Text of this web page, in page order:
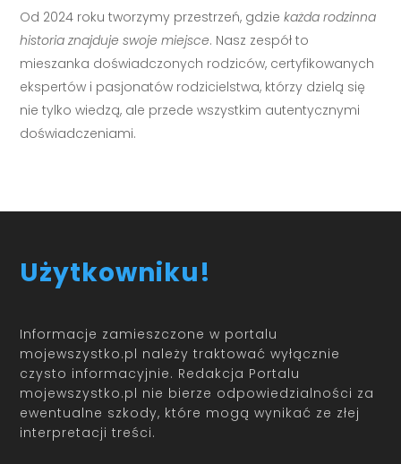
Od 2024 roku tworzymy przestrzeń, gdziekażda rodzinna
historia znajduje swoje miejsce. Nasz zespół to
mieszanka doświadczonych rodziców, certyfikowanych
ekspertów i pasjonatów rodzicielstwa, którzy dzielą się
nie tylko wiedzą, ale przede wszystkim autentycznymi
doświadczeniami.
Użytkowniku!
Informacje zamieszczone w portalu
mojewszystko.pl należy traktować wyłącznie
czysto informacyjnie. Redakcja Portalu
mojewszystko.pl nie bierze odpowiedzialności za
ewentualne szkody, które mogą wynikać ze złej
interpretacji treści.